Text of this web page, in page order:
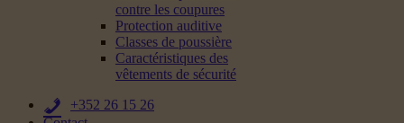
contre les coupures
Protection auditive
Classes de poussière
Caractéristiques des
vêtements de sécurité
+352 26 15 26